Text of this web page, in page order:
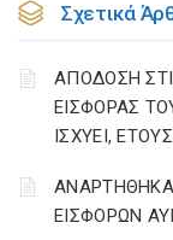
Σχετικά
ΑΠΟΔΟΣΗ
ΕΙΣΦΟΡΑΣ
ΙΣΧΥΕΙ,
ΕΙΣΦΟΡΩΝ